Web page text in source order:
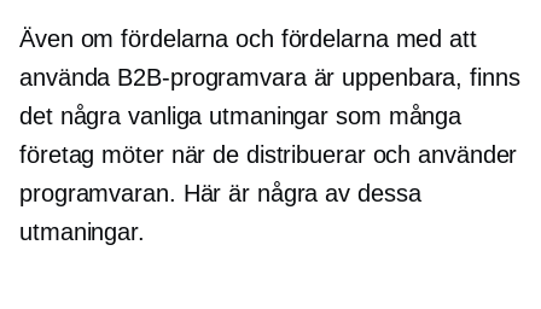
Även om fördelarna och fördelarna med att
använda B2B-programvara är uppenbara, finns
det några vanliga utmaningar som många
företag möter när de distribuerar och använder
programvaran. Här är några av dessa
utmaningar.